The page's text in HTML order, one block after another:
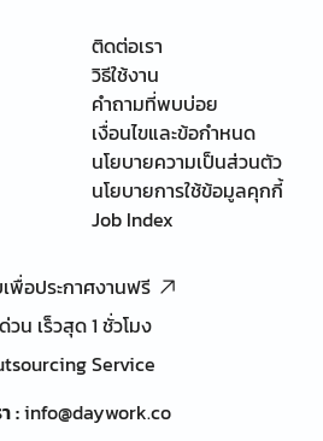
ติดต่อเรา
วิธีใช้งาน
คำถามที่พบบ่อย
เงื่อนไขและข้อกำหนด
นโยบายความเป็นส่วนตัว
นโยบายการใช้ข้อมูลคุกกี้
Job Index
เพื่อประกาศงานฟรี
น เร็วสุด 1 ชั่วโมง
Service
:info@daywork.co